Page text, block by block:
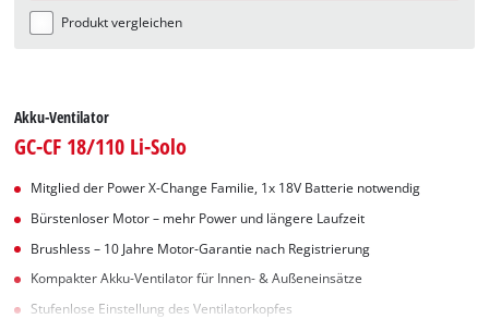
Produkt vergleichen
Akku-Ventilator
GC-CF 18/110 Li-Solo
Mitglied der Power X-Change Familie, 1x 18V Batterie notwendig
Bürstenloser Motor – mehr Power und längere Laufzeit
Brushless – 10 Jahre Motor-Garantie nach Registrierung
Kompakter Akku-Ventilator für Innen- & Außeneinsätze
Stufenlose Einstellung des Ventilatorkopfes